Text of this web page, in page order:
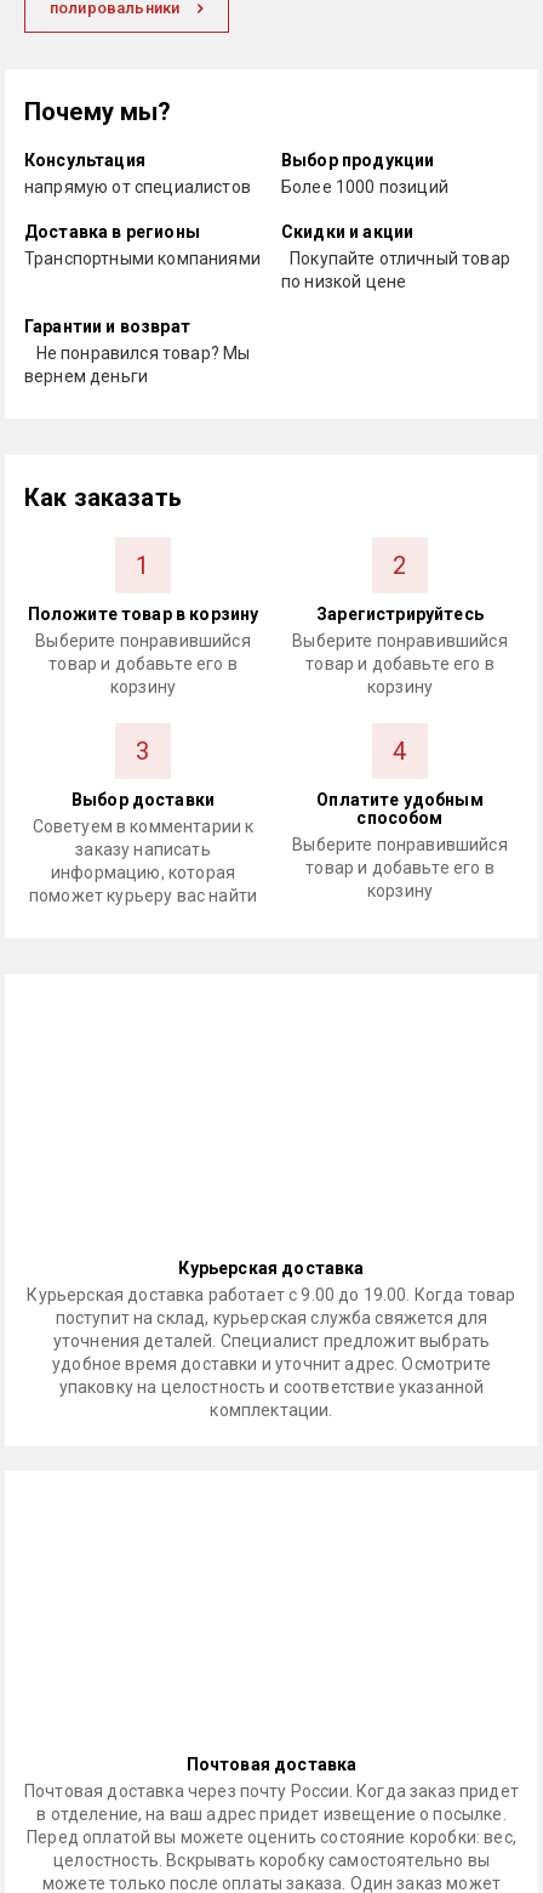
полировальники
Почему мы?
Консультация
напрямую от специалистов
Выбор продукции
Более 1000 позиций
Доставка в регионы
Транспортными компаниями
Скидки и акции
Покупайте отличный товар
по низкой цене
Гарантии и возврат
Не понравился товар? Мы
вернем деньги
Как заказать
1
Положите товар в корзину
Выберите понравившийся
товар и добавьте его в
корзину
2
Зарегистрируйтесь
Выберите понравившийся
товар и добавьте его в
корзину
3
Выбор доставки
Советуем в комментарии к
заказу написать
информацию, которая
поможет курьеру вас найти
4
Оплатите удобным
способом
Выберите понравившийся
товар и добавьте его в
корзину
Курьерская доставка
Курьерская доставка работает с 9.00 до 19.00. Когда товар
поступит на склад, курьерская служба свяжется для
уточнения деталей. Специалист предложит выбрать
удобное время доставки и уточнит адрес. Осмотрите
упаковку на целостность и соответствие указанной
комплектации.
Почтовая доставка
Почтовая доставка через почту России. Когда заказ придет
в отделение, на ваш адрес придет извещение о посылке.
Перед оплатой вы можете оценить состояние коробки: вес,
целостность. Вскрывать коробку самостоятельно вы
можете только после оплаты заказа. Один заказ может